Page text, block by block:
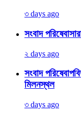
৩ days ago
সংবাদ পরিষেবা
২ days ago
সংবাদ পরিষেবা
মিলনস্থল
৩ days ago